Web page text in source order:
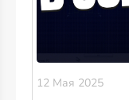
12 Мая 2025